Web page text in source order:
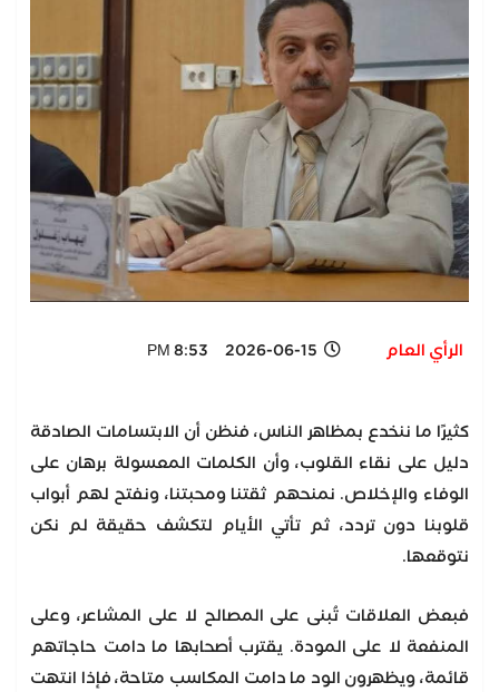
الرأي العام 2026-06-15 8:53 PM
كثيرًا ما ننخدع بمظاهر الناس، فنظن أن الابتسامات الصادقة
دليل على نقاء القلوب، وأن الكلمات المعسولة برهان على
الوفاء والإخلاص. نمنحهم ثقتنا ومحبتنا، ونفتح لهم أبواب
قلوبنا دون تردد، ثم تأتي الأيام لتكشف حقيقة لم نكن
نتوقعها.
فبعض العلاقات تُبنى على المصالح لا على المشاعر، وعلى
المنفعة لا على المودة. يقترب أصحابها ما دامت حاجاتهم
قائمة، ويظهرون الود ما دامت المكاسب متاحة، فإذا انتهت